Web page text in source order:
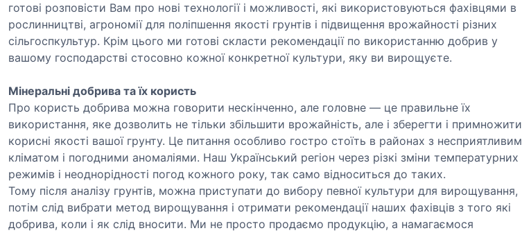
готові розповісти Вам про нові технології і можливості, які використовуються фахівцями в
рослинництві, агрономії для поліпшення якості грунтів і підвищення врожайності різних
сільгоспкультур. Крім цього ми готові скласти рекомендації по використанню добрив у
вашому господарстві стосовно кожної конкретної культури, яку ви вирощуєте.
Мінеральні добрива та їх користь
Про користь добрива можна говорити нескінченно, але головне — це правильне їх
використання, яке дозволить не тільки збільшити врожайність, але і зберегти і примножити
корисні якості вашої грунту. Це питання особливо гостро стоїть в районах з несприятливим
кліматом і погодними аномаліями. Наш Український регіон через різкі зміни температурних
режимів і неоднорідності погод кожного року, так само відноситься до таких.
Тому після аналізу грунтів, можна приступати до вибору певної культури для вирощування,
потім слід вибрати метод вирощування і отримати рекомендації наших фахівців з того які
добрива, коли і як слід вносити. Ми не просто продаємо продукцію, а намагаємося